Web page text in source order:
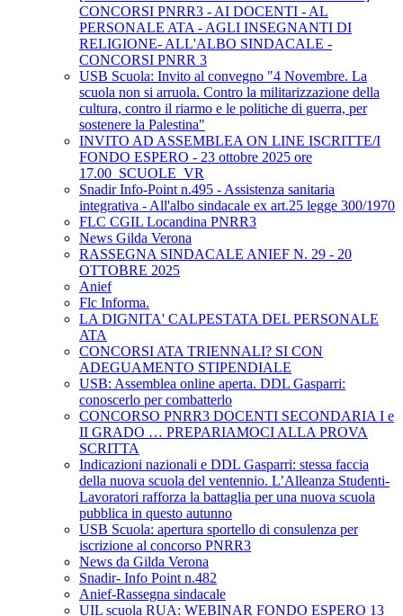
CONCORSI PNRR3 - AI DOCENTI - AL
PERSONALE ATA - AGLI INSEGNANTI DI
RELIGIONE- ALL'ALBO SINDACALE -
CONCORSI PNRR 3
USB Scuola: Invito al convegno "4 Novembre. La
scuola non si arruola. Contro la militarizzazione della
cultura, contro il riarmo e le politiche di guerra, per
sostenere la Palestina"
INVITO AD ASSEMBLEA ON LINE ISCRITTE/I
FONDO ESPERO - 23 ottobre 2025 ore
17.00_SCUOLE_VR
Snadir Info-Point n.495 - Assistenza sanitaria
integrativa - All'albo sindacale ex art.25 legge 300/1970
FLC CGIL Locandina PNRR3
News Gilda Verona
RASSEGNA SINDACALE ANIEF N. 29 - 20
OTTOBRE 2025
Anief
Flc Informa.
LA DIGNITA' CALPESTATA DEL PERSONALE
ATA
CONCORSI ATA TRIENNALI? SI CON
ADEGUAMENTO STIPENDIALE
USB: Assemblea online aperta. DDL Gasparri:
conoscerlo per combatterlo
CONCORSO PNRR3 DOCENTI SECONDARIA I e
II GRADO … PREPARIAMOCI ALLA PROVA
SCRITTA
Indicazioni nazionali e DDL Gasparri: stessa faccia
della nuova scuola del ventennio. L’Alleanza Studenti-
Lavoratori rafforza la battaglia per una nuova scuola
pubblica in questo autunno
USB Scuola: apertura sportello di consulenza per
iscrizione al concorso PNRR3
News da Gilda Verona
Snadir- Info Point n.482
Anief-Rassegna sindacale
UIL scuola RUA: WEBINAR FONDO ESPERO 13